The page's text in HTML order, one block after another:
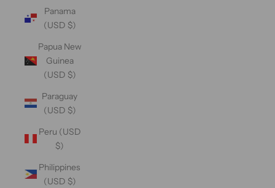
Panama
(USD $)
Papua New
Guinea
(USD $)
Paraguay
(USD $)
Peru (USD
$)
Philippines
(USD $)